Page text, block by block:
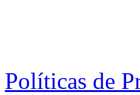
Políticas de